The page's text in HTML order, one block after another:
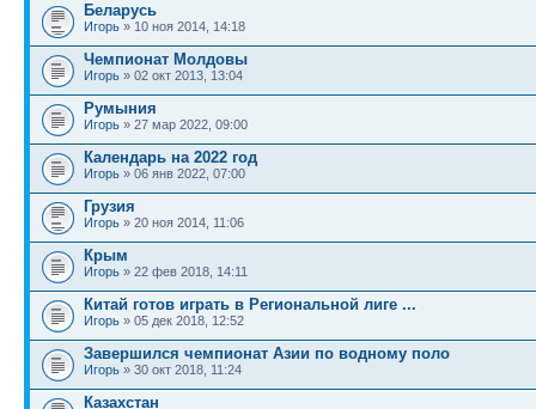
Беларусь
Игорь » 10 ноя 2014, 14:18
Чемпионат Молдовы
Игорь » 02 окт 2013, 13:04
Румыния
Игорь » 27 мар 2022, 09:00
Календарь на 2022 год
Игорь » 06 янв 2022, 07:00
Грузия
Игорь » 20 ноя 2014, 11:06
Крым
Игорь » 22 фев 2018, 14:11
Китай готов играть в Региональной лиге ...
Игорь » 05 дек 2018, 12:52
Завершился чемпионат Азии по водному поло
Игорь » 30 окт 2018, 11:24
Казахстан